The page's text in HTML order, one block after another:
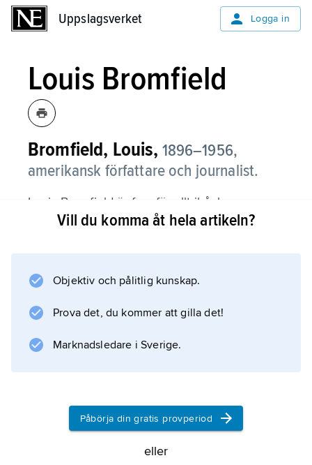
Uppslagsverket Logga in
Louis Bromfield
Bromfield, Louis, 1896–1956,
amerikansk författare och journalist.
Louis Bromfield är framför allt ihågkommen
för de berättartekniskt skickliga och
(1924),
(1928; ”Den sällsamma historien om miss
Indienskildringen
antimaterialistiska
Vill du komma åt hela artikeln?
Objektiv och pålitlig kunskap.
Prova det, du kommer att gilla det!
Marknadsledare i Sverige.
Påbörja din gratis provperiod
eller